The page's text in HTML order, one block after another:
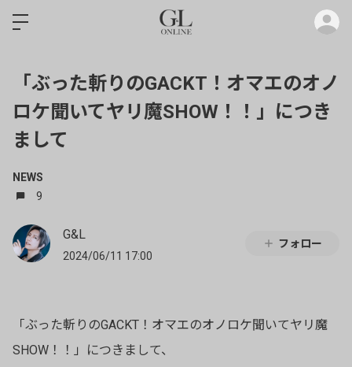
「ぶった斬りのGACKT！オマエのオノ
ロケ聞いてヤリ魔SHOW！！」につき
まして
NEWS
9
G&L
2024/06/11 17:00
フォロー
「ぶった斬りのGACKT！オマエのオノロケ聞いてヤリ魔
SHOW！！」につきまして、